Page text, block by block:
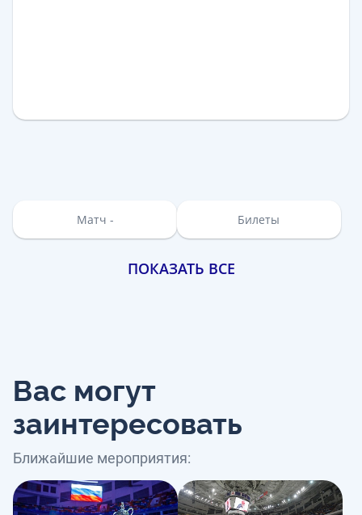
Матч - Билеты
ПОКАЗАТЬ ВСЕ
Вас могут
заинтересовать
Ближайшие мероприятия: